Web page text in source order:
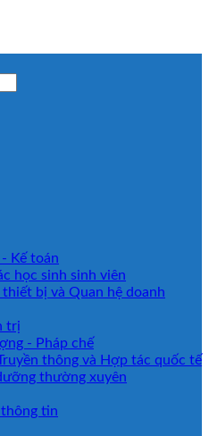
Kế toán
học sinh sinh viên
bị và Quan hệ doanh
trị
- Pháp chế
thông và Hợp tác quốc tế
thường xuyên
tin